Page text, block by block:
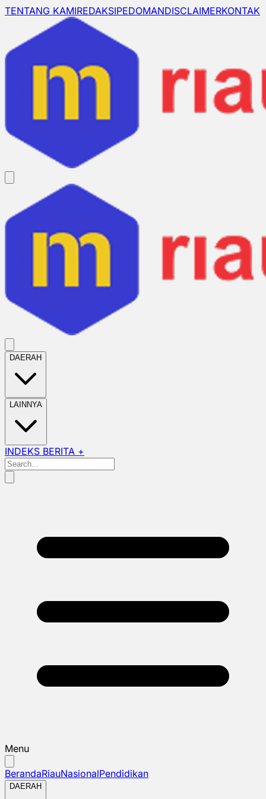
TENTANG KAMIREDAKSIPEDOMANDISCLAIMERKONTAK
DAERAH
LAINNYA
INDEKS BERITA +
Menu
BerandaRiauNasionalPendidikan
DAERAH